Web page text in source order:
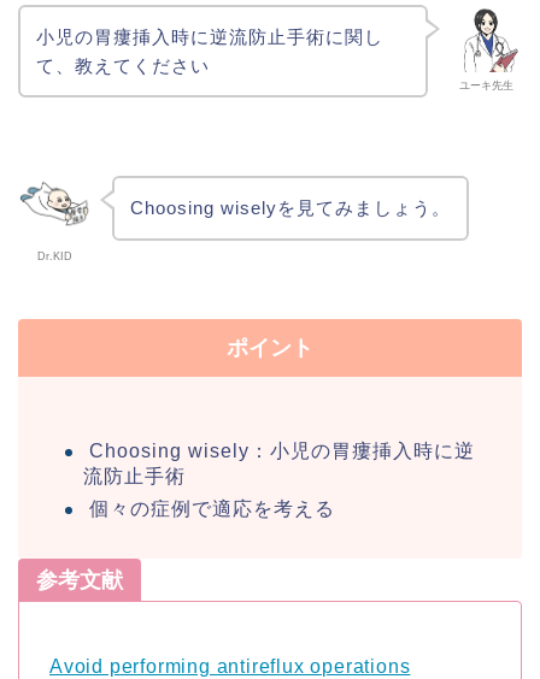
ユーキ先生
小児の胃瘻挿入時に逆流防止手術に関し
て、教えてください
Dr.KID
Choosing wiselyを見てみましょう。
ポイント
Choosing wisely：小児の胃瘻挿入時に逆
流防止手術
個々の症例で適応を考える
参考文献
Avoid performing antireflux operations